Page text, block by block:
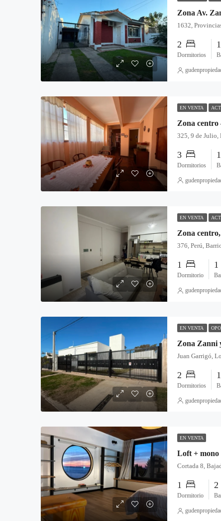
Zona Av.
2
Dormitorios
1
EN VENTA
Zona centro
3
Dormitorios
1
EN VENTA
1
Dormitorio
1
EN VENTA
2
Dormitorios
1
EN VENTA
1
Dormitorio
2